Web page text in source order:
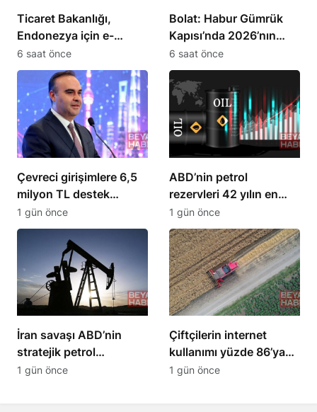
Ticaret Bakanlığı,
Endonezya için e-
ticaret rehberi yayımladı
6 saat önce
Bolat: Habur Gümrük
Kapısı’nda 2026’nın
günlük TIR çıkış rekoru
kırıldı
6 saat önce
Çevreci girişimlere 6,5
milyon TL destek
sağlanacak
1 gün önce
ABD’nin petrol
rezervleri 42 yılın en
düşük seviyesine indi
1 gün önce
İran savaşı ABD’nin
stratejik petrol
rezervlerini 43 yılın en
1 gün önce
Çiftçilerin internet
kullanımı yüzde 86’ya
ulaştı, 10 yılda iki katına
1 gün önce